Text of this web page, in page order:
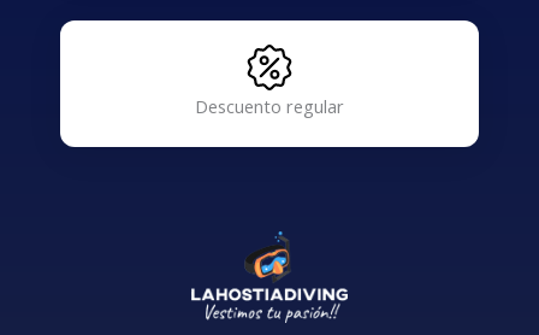
Descuento regular